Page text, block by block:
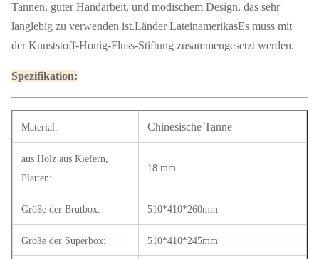
Tannen, guter Handarbeit, und modischem Design, das sehr
langlebig zu verwenden ist.Länder LateinamerikasEs muss mit
der Kunststoff-Honig-Fluss-Stiftung zusammengesetzt werden.
Spezifikation:
Material: Chinesische Tanne
aus Holz aus Kiefern,
Platten:
18 mm
Größe der Brutbox: 510*410*260mm
Größe der Superbox: 510*410*245mm